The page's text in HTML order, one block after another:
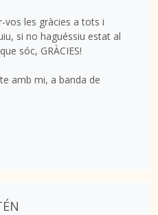
vos les gràcies a tots i
si no haguéssiu estat al
sóc, GRÀCIES!
amb mi, a banda de